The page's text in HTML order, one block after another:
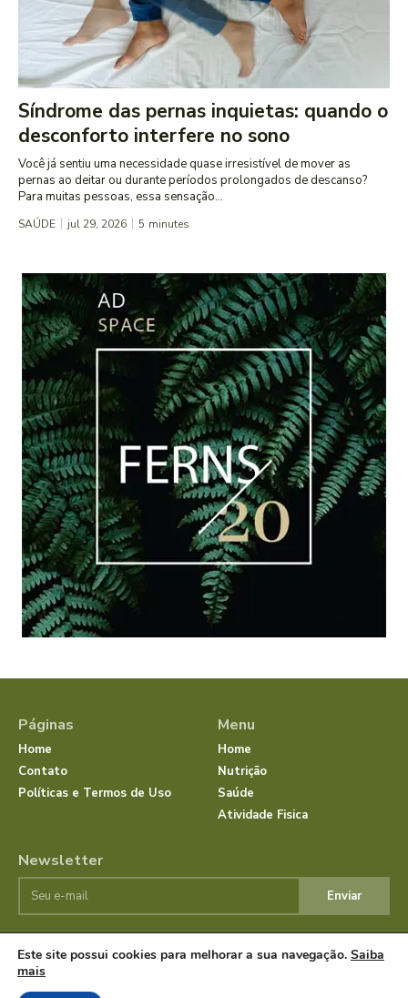
Síndrome das pernas inquietas: quando o
desconforto interfere no sono
Você já sentiu uma necessidade quase irresistível de mover as
pernas ao deitar ou durante períodos prolongados de descanso?
Para muitas pessoas, essa sensação...
SAÚDE jul 29, 2026 5 minutes
Páginas
Home
Contato
Políticas e Termos de Uso
Menu
Home
Nutrição
Saúde
Atividade Fisica
Newsletter
Enviar
© JornalSaudeBemEstar.Com.Br 2025 Todos os direitos
reservados.
Este site possui cookies para melhorar a sua navegação. Saiba
mais